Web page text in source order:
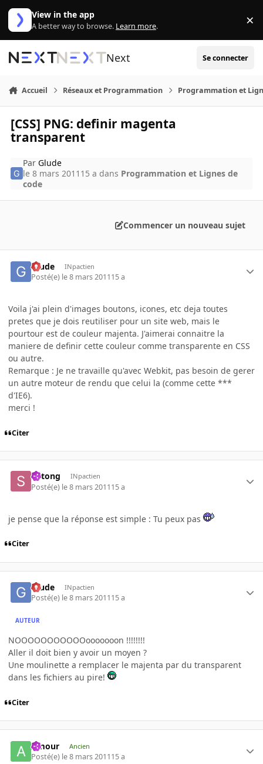
Aller au contenu
View in the app
A better way to browse. Learn more. ×
Next Se connecter
Accueil Réseaux et Programmation Programmation et
[CSS] PNG: definir magenta
transparent
Par Glude
le 8 mars 2011 15 a dans Programmation et Lignes de
code
Commencer un nouveau sujet
Glude INpactien
Posté(e) le 8 mars 201115 a
Voila j'ai plein d'images boutons, icones, etc deja toutes
pretes que je dois reutiliser pour un site web, mais le
pourtour est de couleur majenta. J'aimerai connaitre la
maniere de definir cette couleur comme transparente en CSS
ou autre.
Remarque : Je ne travaille qu'avec Webkit, pas besoin de gerer
un autre moteur de rendu que celui la (comme cette ***
d'IE6).
merci !
Citer
Shtong INpactien
Posté(e) le 8 mars 201115 a
je pense que la réponse est simple : Tu peux pas
Citer
Glude INpactien
Posté(e) le 8 mars 201115 a
AUTEUR
NOOOOOOOOOOOooooooon !!!!!!!!
Aller il doit bien y avoir un moyen ?
Une moulinette a remplacer le majenta par du transparent
dans les fichiers au pire!
Citer
Amour Ancien
Posté(e) le 8 mars 201115 a